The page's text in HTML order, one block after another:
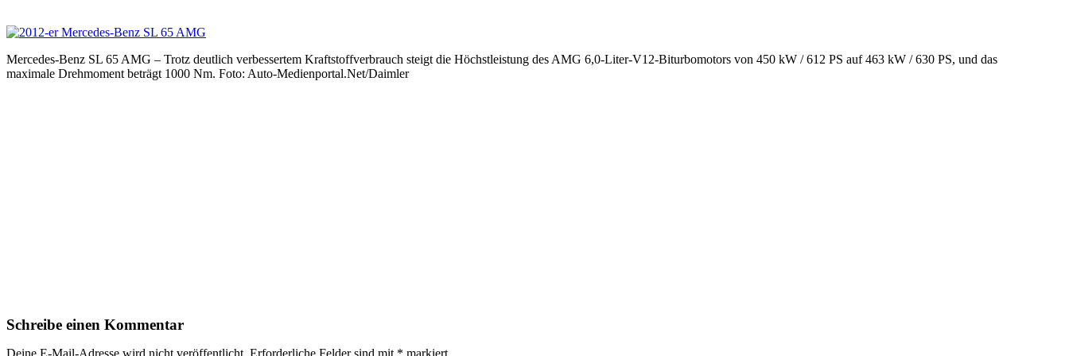
Mercedes-Benz SL 65 AMG – Trotz deutlich verbessertem Kraftstoffverbrauch steigt die Höchstleistung des AMG 6,0-Liter-V12-Biturbomotors von 450 kW / 612 PS auf 463 kW / 630 PS, und das
maximale Drehmoment beträgt 1000 Nm. Foto: Auto-Medienportal.Net/Daimler
Schreibe einen Kommentar
Deine E-Mail-Adresse wird nicht veröffentlicht. Erforderliche Felder sind mit * markiert